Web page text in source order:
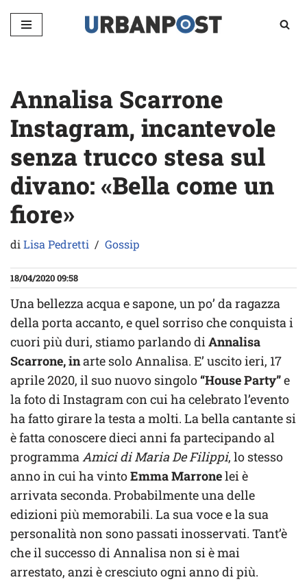
Vai
Annalisa Scarrone
Instagram, incantevole
senza trucco stesa sul
divano: «Bella come un
fiore»
diLisa Pedretti Gossip
18/04/2020 09:58
Una bellezza acqua e sapone, un po’ da ragazza
della porta accanto, e quel sorriso che conquista i
cuori più duri, stiamo parlando diAnnalisa
Scarrone, inarte solo Annalisa. E’ uscito ieri, 17
aprile 2020, il suo nuovo singolo“House Party”e
la foto di Instagram con cui ha celebrato l’evento
ha fatto girare la testa a molti. La bella cantante si
è fatta conoscere dieci anni fa partecipando al
programmaAmici di Maria De Filippi, lo stesso
anno in cui ha vintoEmma Marronelei è
arrivata seconda. Probabilmente una delle
edizioni più memorabili. La sua voce e la sua
personalità non sono passati inosservati. Tant’è
che il successo di Annalisa non si è mai
arrestato, anzi è cresciuto ogni anno di più.